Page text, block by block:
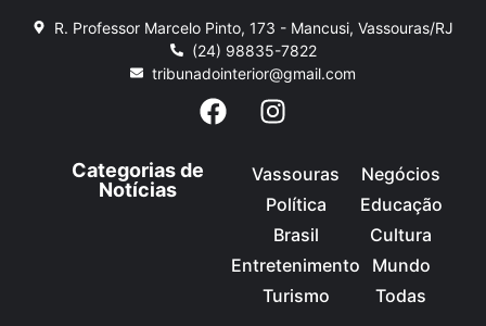
R. Professor Marcelo Pinto, 173 - Mancusi, Vassouras/RJ
(24) 98835-7822
tribunadointerior@gmail.com
Categorias de
Notícias
Vassouras
Política
Brasil
Entretenimento
Turismo
Negócios
Educação
Cultura
Mundo
Todas